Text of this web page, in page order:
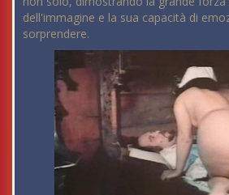
dell'immagine e la sua capacità di
sorprendere.